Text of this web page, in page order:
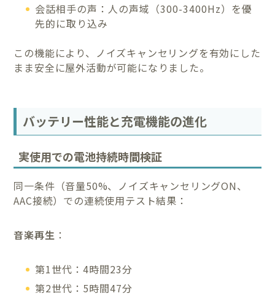
会話相手の声：人の声域（300-3400Hz）を優
先的に取り込み
この機能により、ノイズキャンセリングを有効にした
まま安全に屋外活動が可能になりました。
バッテリー性能と充電機能の進化
実使用での電池持続時間検証
同一条件（音量50%、ノイズキャンセリングON、
AAC接続）での連続使用テスト結果：
音楽再生 ：
第1世代：4時間23分
第2世代：5時間47分